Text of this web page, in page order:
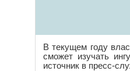
В текущем году
сможет изучать
источник в пресс-